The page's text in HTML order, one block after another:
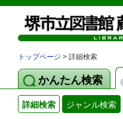
トップページ > 詳細検索
かんたん検索
詳細検索 ジャンル検索